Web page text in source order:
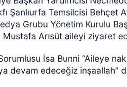
Şanlıurfa Temsilcisi Behçet
Grubu Yönetim Kurulu
Mustafa Arısüt aileyi ziyaret
İsa Bunni “Aileye
devam edeceğiz inşaallah"